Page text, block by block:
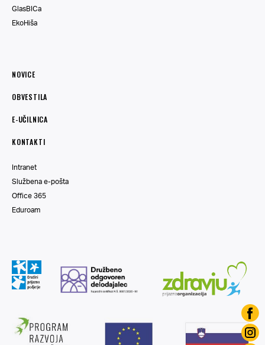
GlasBICa
EkoHiša
NOVICE
OBVESTILA
E-UČILNICA
KONTAKTI
Intranet
Službena e-pošta
Office 365
Eduroam